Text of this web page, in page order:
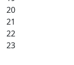
20
21
22
23